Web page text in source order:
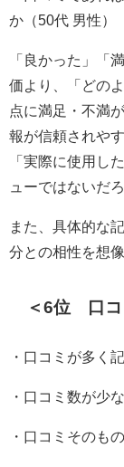
か（50代 男性）
「良かった」「
価より、「どの
点に満足・不満
報が信頼されや
「実際に使用し
ューではないだ
また、具体的な
分との相性を想
＜6位 口コ
・口コミが多く
・口コミ数が少
・口コミそのも